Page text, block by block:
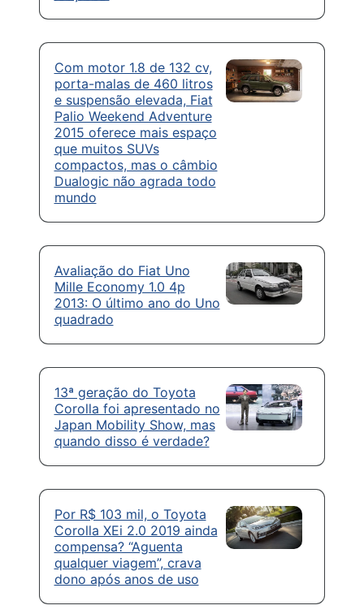
Com motor 1.8 de 132 cv,
porta-malas de 460 litros
e suspensão elevada, Fiat
Palio Weekend Adventure
2015 oferece mais espaço
que muitos SUVs
compactos, mas o câmbio
Dualogic não agrada todo
mundo
Avaliação do Fiat Uno
Mille Economy 1.0 4p
2013: O último ano do Uno
quadrado
13ª geração do Toyota
Corolla foi apresentado no
Japan Mobility Show, mas
quando disso é verdade?
Por R$ 103 mil, o Toyota
Corolla XEi 2.0 2019 ainda
compensa? “Aguenta
qualquer viagem”, crava
dono após anos de uso